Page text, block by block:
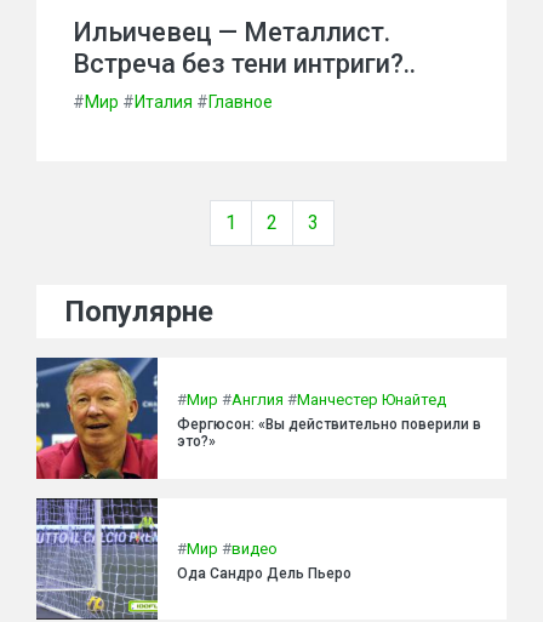
Ильичевец — Металлист.
Встреча без тени интриги?..
#Мир #Италия #Главное
1 2 3
Популярне
#Мир #Англия #Манчестер Юнайтед
Фергюсон: «Вы действительно поверили в
это?»
#Мир #видео
Ода Сандро Дель Пьеро